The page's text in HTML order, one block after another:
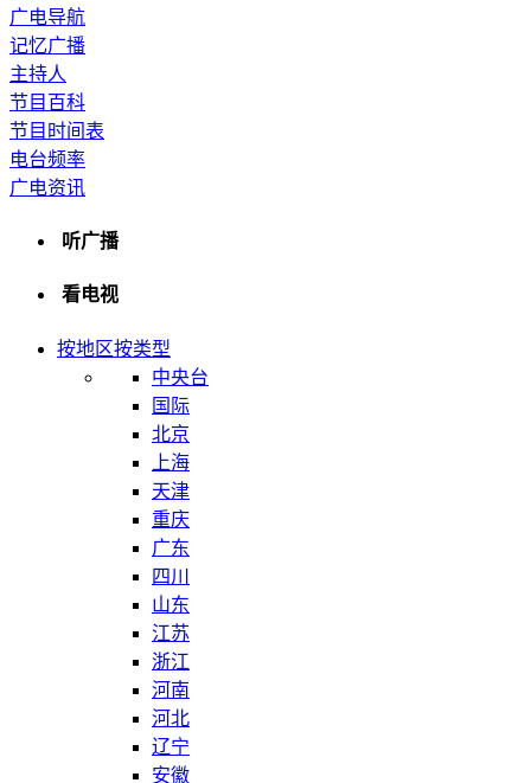
广电导航
记忆广播
主持人
节目百科
节目时间表
电台频率
广电资讯
听广播
看电视
按地区按类型
中央台
国际
北京
上海
天津
重庆
广东
四川
山东
江苏
浙江
河南
河北
辽宁
安徽